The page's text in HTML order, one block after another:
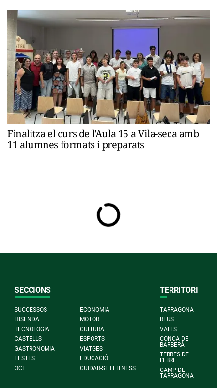
Finalitza el curs de l'Aula 15 a Vila-seca amb
11 alumnes formats i preparats
SECCIONS
SUCCESSOS
ECONOMIA
HISENDA
MOTOR
TECNOLOGIA
CULTURA
CASTELLS
ESPORTS
GASTRONOMIA
VIATGES
FESTES
EDUCACIÓ
OCI
CUIDAR-SE I FITNESS
TERRITORI
TARRAGONA
REUS
VALLS
CONCA DE
BARBERÀ
TERRES DE
L'EBRE
CAMP DE
TARRAGONA